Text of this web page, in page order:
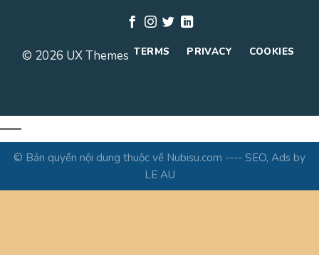
© 2026 UX Themes TERMS PRIVACY COOKIES
© Bản quyền nội dung thuộc về Nubisu.com ---- SEO, Ads by
LE AU